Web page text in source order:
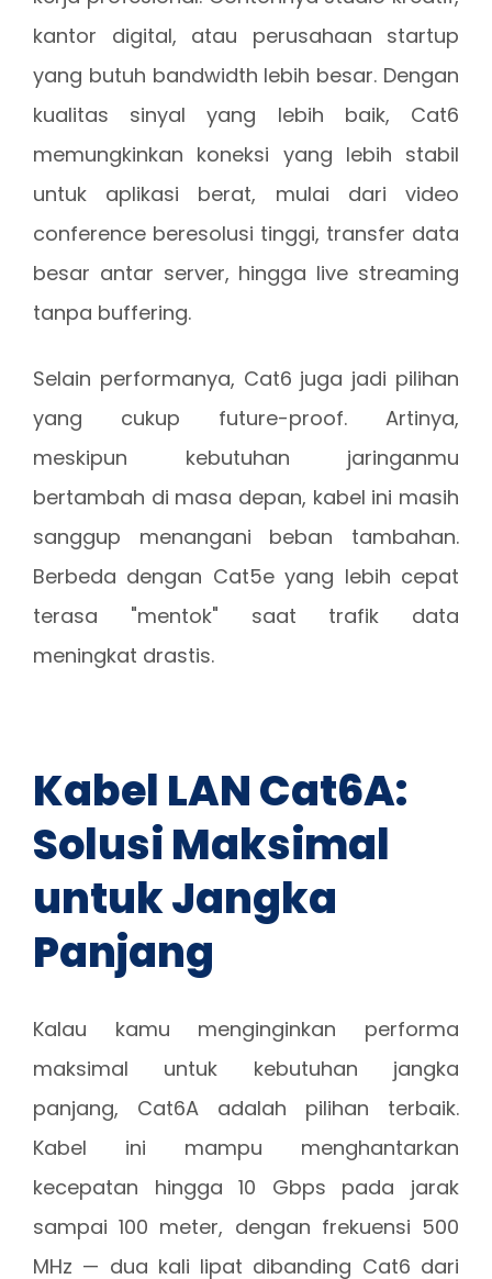
kantor digital, atau perusahaan startup
yang butuh bandwidth lebih besar. Dengan
kualitas sinyal yang lebih baik, Cat6
memungkinkan koneksi yang lebih stabil
untuk aplikasi berat, mulai dari video
conference beresolusi tinggi, transfer data
besar antar server, hingga live streaming
tanpa buffering.
Selain performanya, Cat6 juga jadi pilihan
yang cukup future-proof. Artinya,
meskipun kebutuhan jaringanmu
bertambah di masa depan, kabel ini masih
sanggup menangani beban tambahan.
Berbeda dengan Cat5e yang lebih cepat
terasa "mentok" saat trafik data
meningkat drastis.
Kabel LAN Cat6A:
Solusi Maksimal
untuk Jangka
Panjang
Kalau kamu menginginkan performa
maksimal untuk kebutuhan jangka
panjang, Cat6A adalah pilihan terbaik.
Kabel ini mampu menghantarkan
kecepatan hingga 10 Gbps pada jarak
sampai 100 meter, dengan frekuensi 500
MHz — dua kali lipat dibanding Cat6 dari